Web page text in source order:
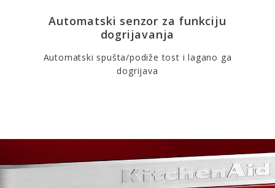
Automatski senzor za funkciju
dogrijavanja
Automatski spušta/podiže tost i lagano ga
dogrijava